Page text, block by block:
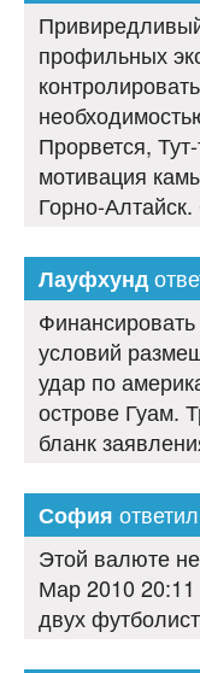
профильных
Прорвется,
мотивация
Горно-
Лауфхунд
Финансировать
условий
удар по
острове Гуам.
бланк
София
Этой валюте
Мар 2010 20:11
двух